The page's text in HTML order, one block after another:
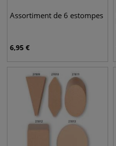
Assortiment de 6 estompes
6,95 €